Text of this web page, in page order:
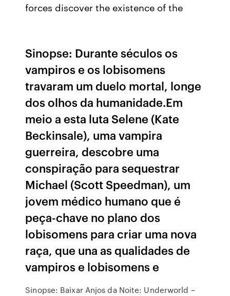
forces discover the existence of the
Sinopse: Durante séculos os
vampiros e os lobisomens
travaram um duelo mortal, longe
dos olhos da humanidade.Em
meio a esta luta Selene (Kate
Beckinsale), uma vampira
guerreira, descobre uma
conspiração para sequestrar
Michael (Scott Speedman), um
jovem médico humano que é
peça-chave no plano dos
lobisomens para criar uma nova
raça, que una as qualidades de
vampiros e lobisomens e
Sinopse: Baixar Anjos da Noite: Underworld –